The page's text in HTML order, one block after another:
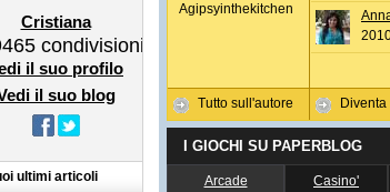
Cristiana
condivisioni
il suo profilo
il suo blog
ultimi articoli
Agipsyinthekitchen
Tutto sull'autore
I GIOCHI SU PAPERBLOG
Arcade Casino'